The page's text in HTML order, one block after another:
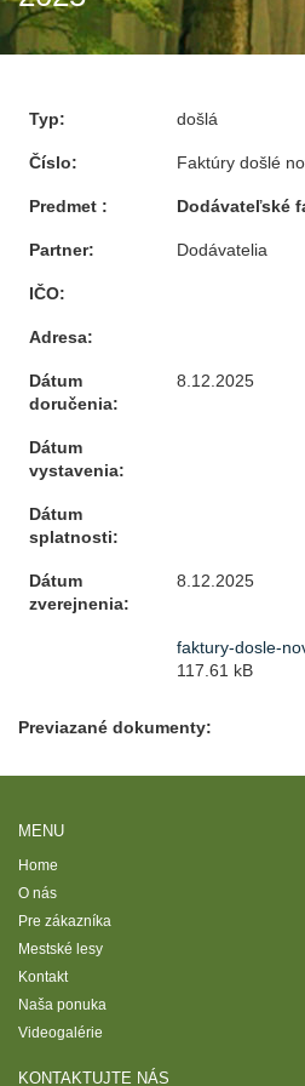
Typ: došlá
Číslo: Faktúry došlé
Predmet : Dodávateľské
Partner: Dodávatelia
IČO:
Adresa:
Dátum
doručenia:
8.12.2025
Dátum
vystavenia:
Dátum
splatnosti:
Dátum
zverejnenia:
8.12.2025
faktury-dosle-
117.61 kB
Previazané dokumenty:
MENU
Home
O nás
Pre zákazníka
Mestské lesy
Kontakt
Naša ponuka
Videogalérie
KONTAKTUJTE NÁS